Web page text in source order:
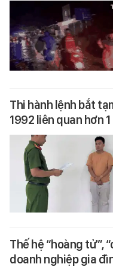
Thi hành lệnh bắt
1992 liên quan hơn
Thế hệ “hoàng tử”,
doanh nghiệp gia